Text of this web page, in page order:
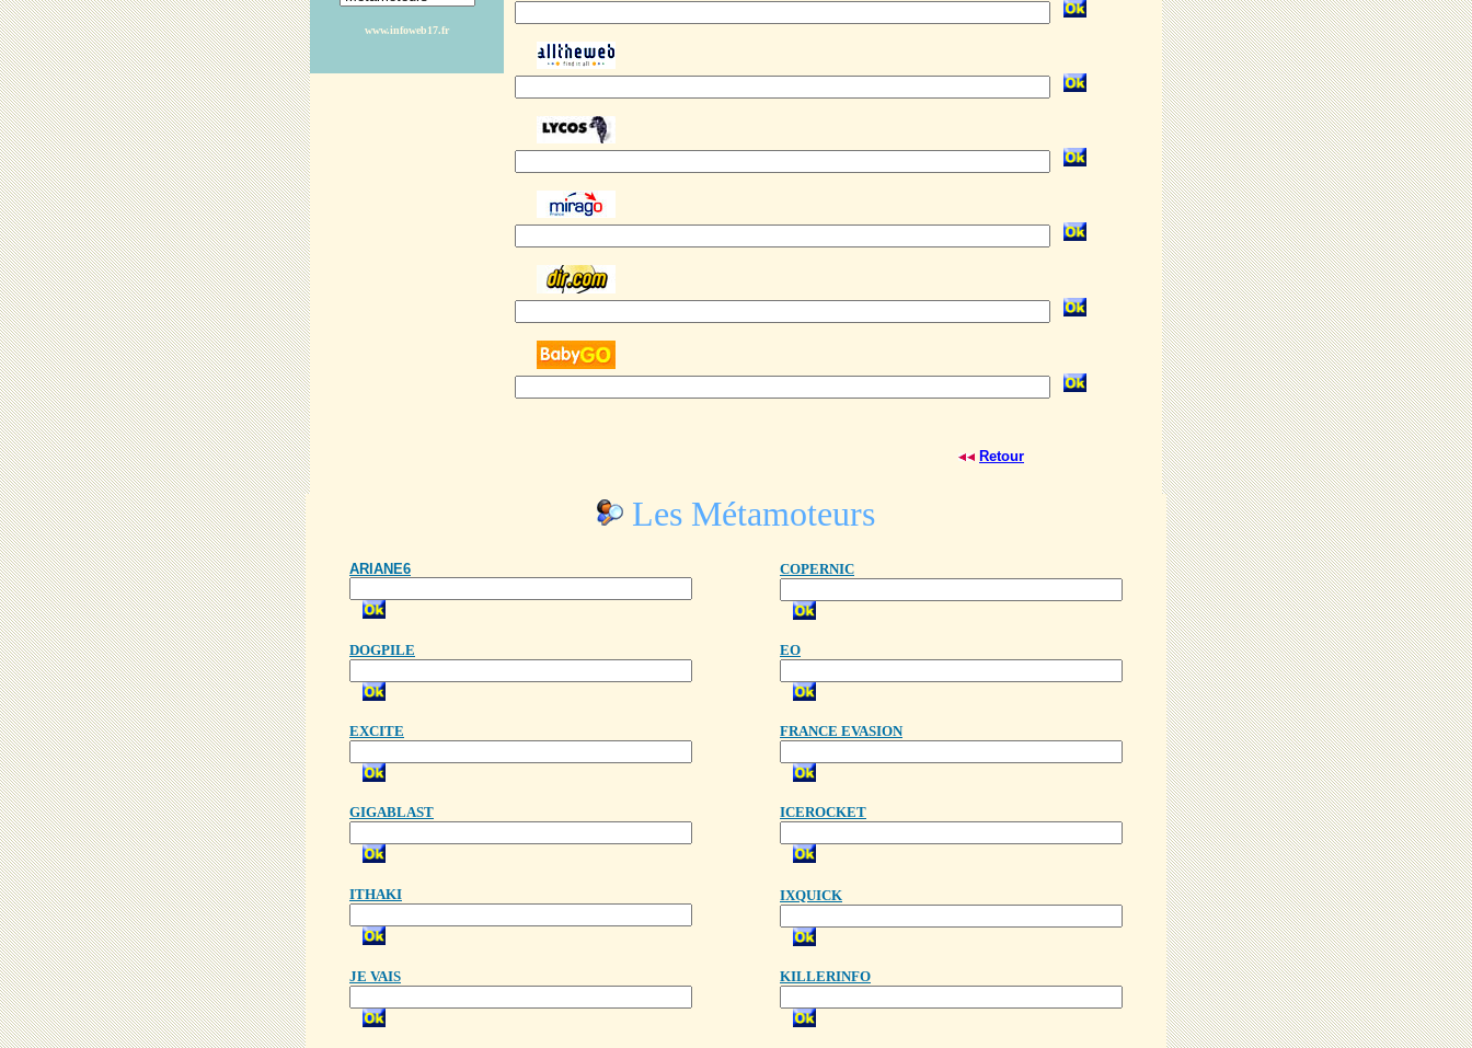
www.infoweb17.fr
Retour
Les Métamoteurs
ARIANE6 COPERNIC
DOGPILE EO
EXCITE FRANCE EVASION
GIGABLAST ICEROCKET
ITHAKI IXQUICK
JE VAIS KILLERINFO